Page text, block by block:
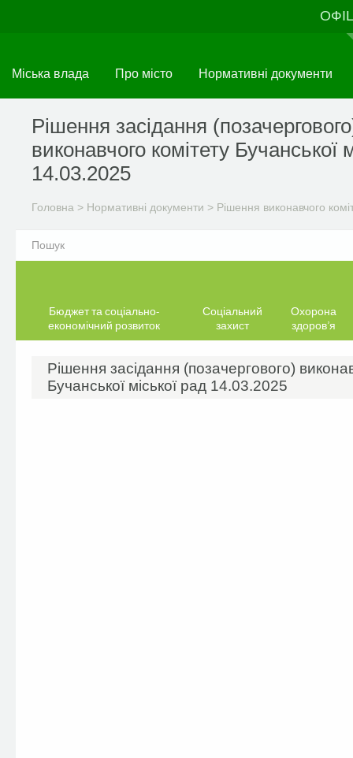
Міська влада Про місто Нормативні документи
Рішення засідання
виконавчого комітету Бучанської
14.03.2025
Головна > Нормативні документи > Рішення виконавчого
Бюджет та соціально-
економічний розвиток
Соціальний
захист
Охорона
здоров’я
Рішення засідання (позачергового)
Бучанської міської рад 14.03.2025